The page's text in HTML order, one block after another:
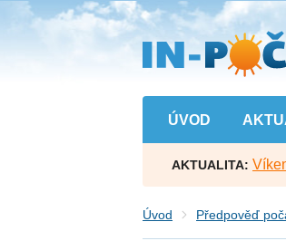
Přejít
na
hlavní
obsah
ÚVOD
AKTUALITA:
Úvod Předpověď